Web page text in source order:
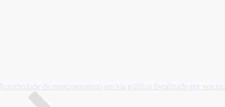
Rotatividade de estacionamento em via pública fiscalizada por veículo